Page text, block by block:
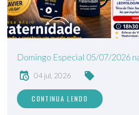
Domingo Especial 05/07/2026
04 jul, 2026
CONTINUA LENDO